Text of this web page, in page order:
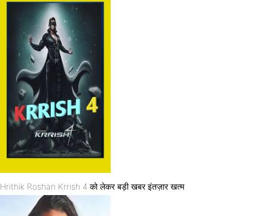
Hrithik Roshan Krrish 4 को लेकर बड़ी खबर इंतज़ार खत्म